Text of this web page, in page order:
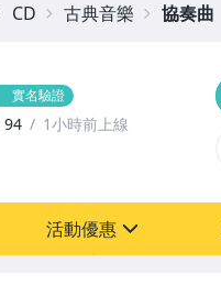
實名驗證
94
1小時前上線
活動優惠
CD 古典音樂 協奏曲